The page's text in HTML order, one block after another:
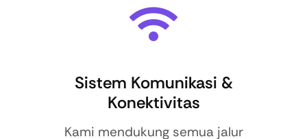
Sistem Komunikasi &
Konektivitas
Kami mendukung semua jalur